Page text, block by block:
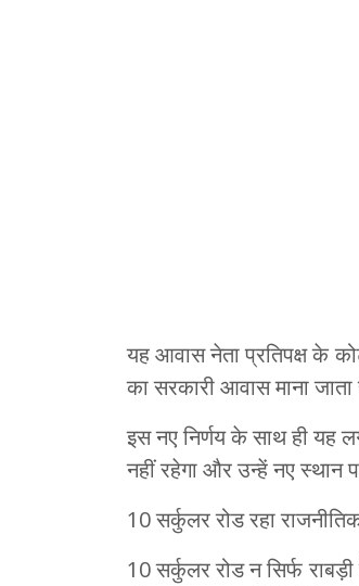
यह आवास नेता प्रतिपक्ष के
का सरकारी आवास माना जाता
इस नए निर्णय के साथ ही यह
नहीं रहेगा और उन्हें नए स्थान
10 सर्कुलर रोड रहा
10 सर्कुलर रोड न सिर्फ